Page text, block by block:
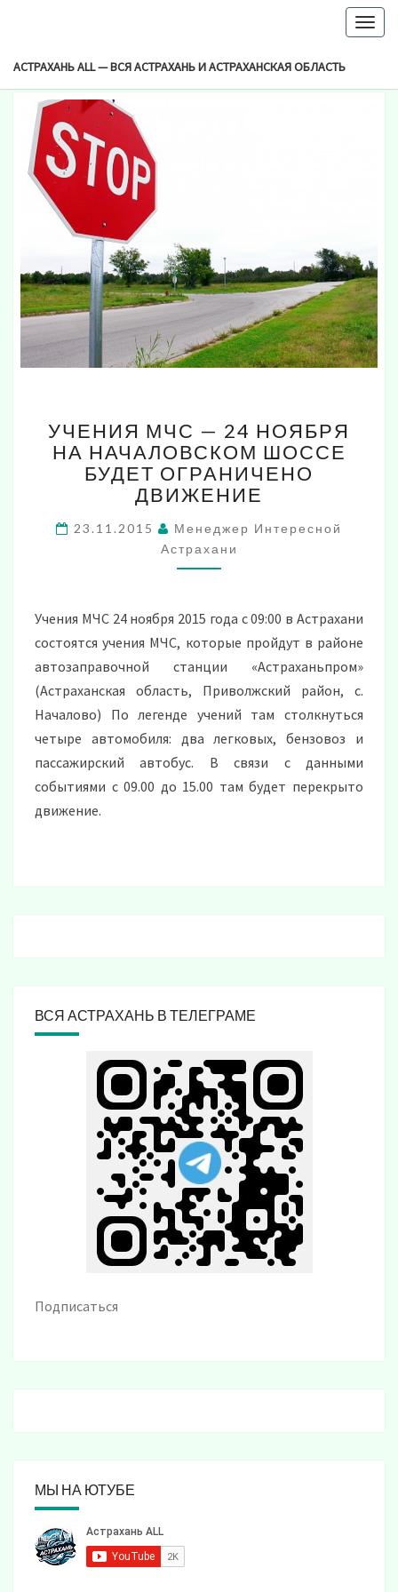
АСТРАХАНЬ ALL — ВСЯ АСТРАХАНЬ И АСТРАХАНСКАЯ ОБЛАСТЬ
Рубрика:МЧС
МЧС
—
24
НОЯБРЯ
НАЧАЛОВСКОМ
ШОССЕ
БУДЕТ
УЧЕНИЯ МЧС — 24 НОЯБРЯ
НА НАЧАЛОВСКОМ ШОССЕ
БУДЕТ ОГРАНИЧЕНО
ДВИЖЕНИЕ
23.11.2015
Менеджер Интересной
Астрахани
Учения МЧС 24 ноября 2015 года с 09:00 в Астрахани
состоятся учения МЧС, которые пройдут в районе
автозаправочной станции «Астраханьпром»
(Астраханская область, Приволжский район, с.
Началово) По легенде учений там столкнуться
четыре автомобиля: два легковых, бензовоз и
пассажирский автобус. В связи с данными
событиями с 09.00 до 15.00 там будет перекрыто
движение.
ВСЯ АСТРАХАНЬ В ТЕЛЕГРАМЕ
Подписаться
МЫ НА ЮТУБЕ